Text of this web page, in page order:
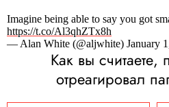
Imagine being able to say you got
https://t.co/Al3qhZTx8h
— Alan White (@aljwhite) January
Как вы считаете,
отреагировал